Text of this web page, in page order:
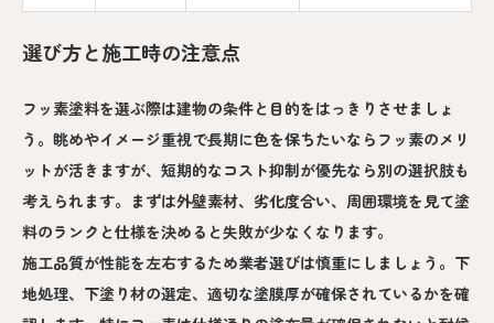
選び方と施工時の注意点
フッ素塗料を選ぶ際は建物の条件と目的をはっきりさせましょ
う。眺めやイメージ重視で長期に色を保ちたいならフッ素のメリ
ットが活きますが、短期的なコスト抑制が優先なら別の選択肢も
考えられます。まずは外壁素材、劣化度合い、周囲環境を見て塗
料のランクと仕様を決めると失敗が少なくなります。
施工品質が性能を左右するため業者選びは慎重にしましょう。下
地処理、下塗り材の選定、適切な塗膜厚が確保されているかを確